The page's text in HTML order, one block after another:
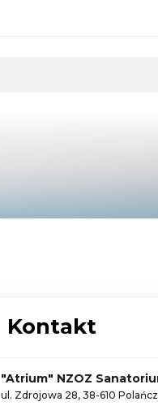
Kontakt
"Atrium" NZOZ
ul. Zdrojowa 28, 38-610